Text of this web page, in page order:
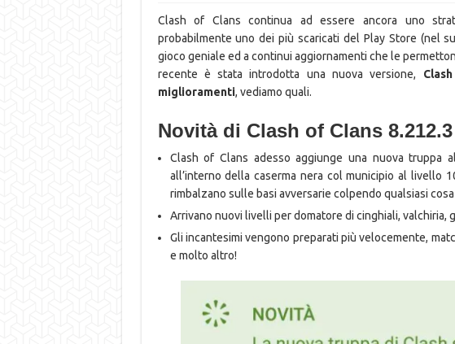
Clash of Clans continua ad essere ancora uno
probabilmente uno dei più scaricati del Play Store (nel
gioco geniale ed a continui aggiornamenti che le
recente è stata introdotta una nuova versione,
miglioramenti, vediamo quali.
Novità di Clash of Clans
Clash of Clans adesso aggiunge una nuova truppa
all’interno della caserma nera col municipio al livello
rimbalzano sulle basi avversarie colpendo qualsiasi
Arrivano nuovi livelli per domatore di cinghiali, valchiria,
Gli incantesimi vengono preparati più velocemente,
e molto altro!